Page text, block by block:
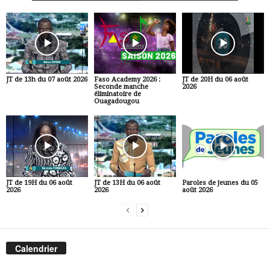
JT de 13h du 07 août 2026
Faso Academy 2026 :
Seconde manche
éliminatoire de
Ouagadougou
JT de 20H du 06 août
2026
JT de 19H du 06 août
2026
JT de 13H du 06 août
2026
Paroles de jeunes du 05
août 2026
Calendrier